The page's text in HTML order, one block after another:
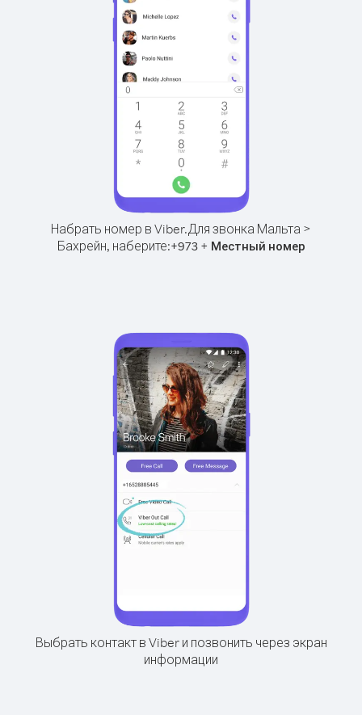
Набрать номер в Viber.Для звонка Мальта >
Бахрейн, наберите:+973+ Местный номер
Выбрать контакт в Viber и позвонить через экран
информации